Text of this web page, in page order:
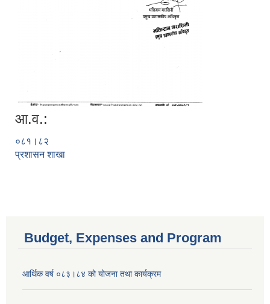
आ.व.:
०८१।८२
प्रशासन शाखा
Budget, Expenses and Program
आर्थिक वर्ष ०८३।८४ को योजना तथा कार्यक्रम